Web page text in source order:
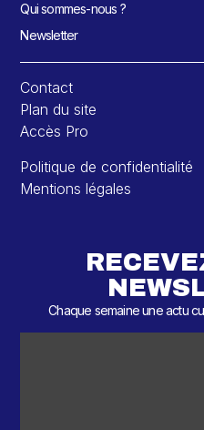
Qui sommes-nous ?
Newsletter
Contact
Plan du site
Accès Pro
Politique de confidentialité
Mentions légales
Chaque semaine une actu